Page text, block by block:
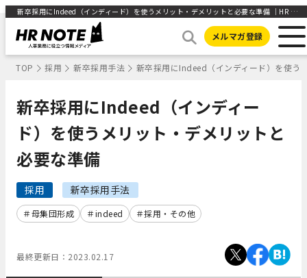
新卒採用にIndeed（インディード）を使うメリット・デメリットと必要な準備 ｜HR NOTE
メルマガ登録
TOP 採用 新卒採用手法 新卒採用にIndeed（インディード）を使う
新卒採用にIndeed（インディー
ド）を使うメリット・デメリットと
必要な準備
採用 新卒採用手法
母集団形成 indeed 採用・その他
最終更新日： 2023.02.17